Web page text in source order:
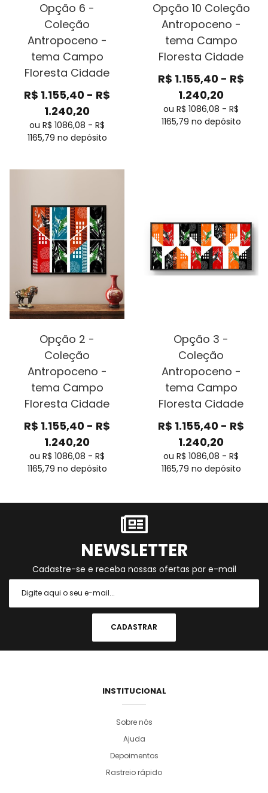
Opção 6 -
Coleção
Antropoceno -
tema Campo
Floresta Cidade
R$ 1.155,40 - R$
1.240,20
ou R$ 1086,08 - R$
1165,79 no depósito
Opção 10 Coleção
Antropoceno -
tema Campo
Floresta Cidade
R$ 1.155,40 - R$
1.240,20
ou R$ 1086,08 - R$
1165,79 no depósito
Opção 2 -
Coleção
Antropoceno -
tema Campo
Floresta Cidade
R$ 1.155,40 - R$
1.240,20
ou R$ 1086,08 - R$
1165,79 no depósito
Opção 3 -
Coleção
Antropoceno -
tema Campo
Floresta Cidade
R$ 1.155,40 - R$
1.240,20
ou R$ 1086,08 - R$
1165,79 no depósito
NEWSLETTER
Cadastre-se e receba nossas ofertas por e-mail
INSTITUCIONAL
Sobre nós
Ajuda
Depoimentos
Rastreio rápido